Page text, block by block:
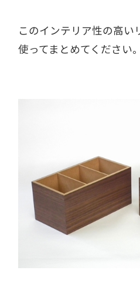
このインテリア性の高い
使ってまとめてください。